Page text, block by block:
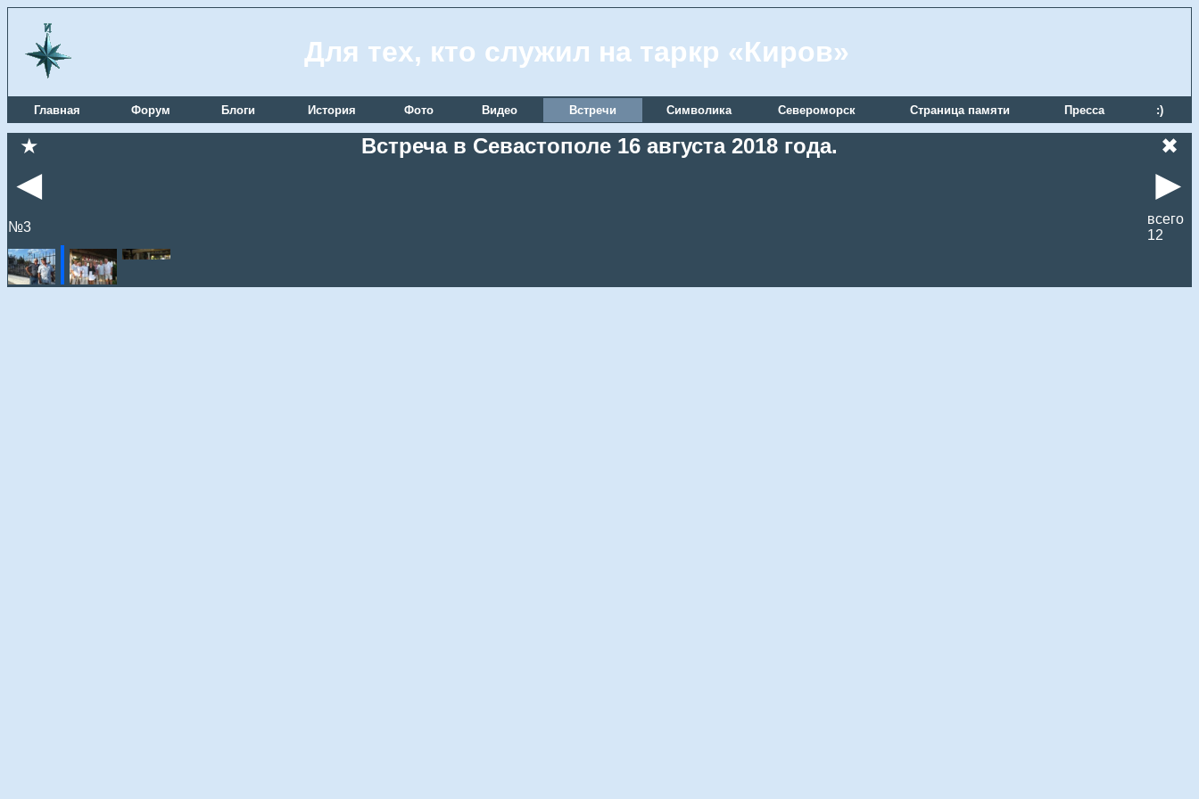
Для тех, кто служил на таркр «Киров»
Главная Форум Блоги История Фото Видео Встречи Символика Североморск Страница памяти Пресса :)
★ Встреча в Севастополе 16 августа 2018 года. ✖
◄ ►
№3
всего
12